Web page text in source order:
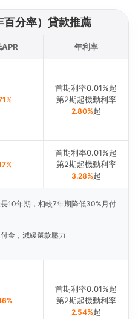
百分率）貸款推薦
年利率
首期利率0.01%起
第2期起機動利率
2.80%起
首期利率0.01%起
第2期起機動利率
3.28%起
10年期，相較7年期降低30%月付
金，減緩還款壓力
首期利率0.01%起
第2期起機動利率
2.54%起